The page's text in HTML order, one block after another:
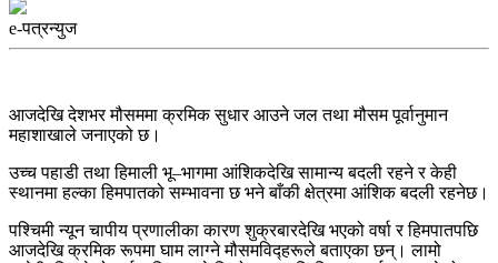
e-पत्रन्युज
आजदेखि देशभर मौसममा क्रमिक सुधार आउने जल तथा मौसम पूर्वानुमान
महाशाखाले जनाएको छ।
उच्च पहाडी तथा हिमाली भू–भागमा आंशिकदेखि सामान्य बदली रहने र केही
स्थानमा हल्का हिमपातको सम्भावना छ भने बाँकी क्षेत्रमा आंशिक बदली रहनेछ।
पश्चिमी न्यून चापीय प्रणालीका कारण शुक्रबारदेखि भएको वर्षा र हिमपातपछि
आजदेखि क्रमिक रूपमा घाम लाग्ने मौसमविद्हरूले बताएका छन्। लामो